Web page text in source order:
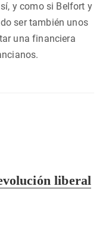
y como si Belfort y
ser también unos
una financiera
liberal